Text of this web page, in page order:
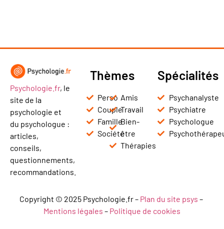
Psychologie.fr, le
site de la
psychologie et
du psychologue :
articles,
conseils,
questionnements,
recommandations.
Thèmes
Perso
Couple
Famille
Société
Amis
Travail
Bien-
être
Thérapies
Spécialités
Psychanalyste
Psychiatre
Psychologue
Copyright © 2025 Psychologie.fr – Plan du site psys –
Mentions légales – Politique de cookies